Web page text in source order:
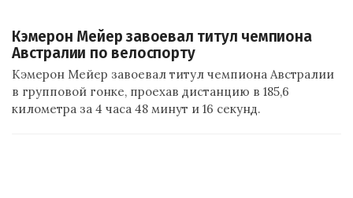
Кэмерон Мейер завоевал титул чемпиона
Австралии по велоспорту
Кэмерон Мейер завоевал титул чемпиона Австралии
в групповой гонке, проехав дистанцию в 185,6
километра за 4 часа 48 минут и 16 секунд.